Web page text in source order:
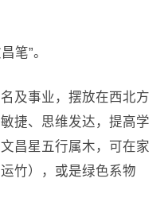
笔”。
及事业，摆放在西北方
捷、思维发达，提高学
昌星五行属木，可在家
竹），或是绿色系物